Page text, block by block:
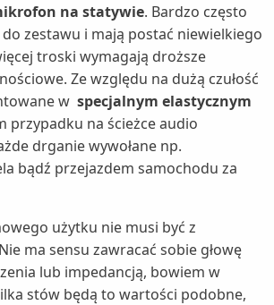
na statywie. Bardzo często
do zestawu i mają postać niewielkiego
troski wymagają droższe
Ze względu na dużą czułość
w specjalnym elastycznym
przypadku na ścieżce audio
drganie wywołane np.
bądź przejazdem samochodu za
użytku nie musi być z
ma sensu zawracać sobie głowę
lub impedancją, bowiem w
stów będą to wartości podobne,